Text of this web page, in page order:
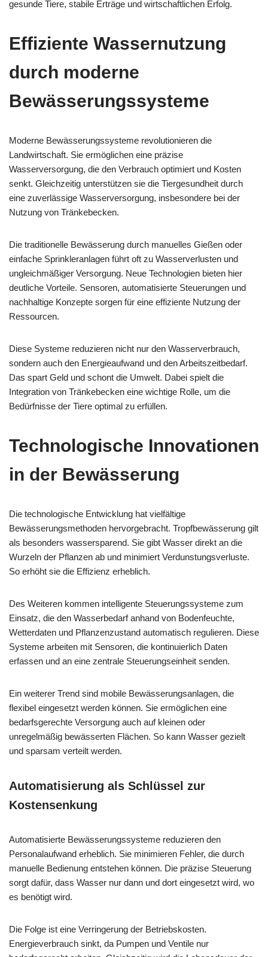
gesunde Tiere, stabile Erträge und wirtschaftlichen Erfolg.
Effiziente Wassernutzung
durch moderne
Bewässerungssysteme
Moderne Bewässerungssysteme revolutionieren die
Landwirtschaft. Sie ermöglichen eine präzise
Wasserversorgung, die den Verbrauch optimiert und Kosten
senkt. Gleichzeitig unterstützen sie die Tiergesundheit durch
eine zuverlässige Wasserversorgung, insbesondere bei der
Nutzung von Tränkebecken.
Die traditionelle Bewässerung durch manuelles Gießen oder
einfache Sprinkleranlagen führt oft zu Wasserverlusten und
ungleichmäßiger Versorgung. Neue Technologien bieten hier
deutliche Vorteile. Sensoren, automatisierte Steuerungen und
nachhaltige Konzepte sorgen für eine effiziente Nutzung der
Ressourcen.
Diese Systeme reduzieren nicht nur den Wasserverbrauch,
sondern auch den Energieaufwand und den Arbeitszeitbedarf.
Das spart Geld und schont die Umwelt. Dabei spielt die
Integration von Tränkebecken eine wichtige Rolle, um die
Bedürfnisse der Tiere optimal zu erfüllen.
Technologische Innovationen
in der Bewässerung
Die technologische Entwicklung hat vielfältige
Bewässerungsmethoden hervorgebracht. Tropfbewässerung gilt
als besonders wassersparend. Sie gibt Wasser direkt an die
Wurzeln der Pflanzen ab und minimiert Verdunstungsverluste.
So erhöht sie die Effizienz erheblich.
Des Weiteren kommen intelligente Steuerungssysteme zum
Einsatz, die den Wasserbedarf anhand von Bodenfeuchte,
Wetterdaten und Pflanzenzustand automatisch regulieren. Diese
Systeme arbeiten mit Sensoren, die kontinuierlich Daten
erfassen und an eine zentrale Steuerungseinheit senden.
Ein weiterer Trend sind mobile Bewässerungsanlagen, die
flexibel eingesetzt werden können. Sie ermöglichen eine
bedarfsgerechte Versorgung auch auf kleinen oder
unregelmäßig bewässerten Flächen. So kann Wasser gezielt
und sparsam verteilt werden.
Automatisierung als Schlüssel zur
Kostensenkung
Automatisierte Bewässerungssysteme reduzieren den
Personalaufwand erheblich. Sie minimieren Fehler, die durch
manuelle Bedienung entstehen können. Die präzise Steuerung
sorgt dafür, dass Wasser nur dann und dort eingesetzt wird, wo
es benötigt wird.
Die Folge ist eine Verringerung der Betriebskosten.
Energieverbrauch sinkt, da Pumpen und Ventile nur